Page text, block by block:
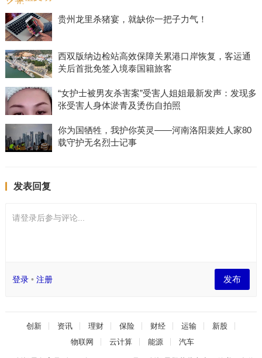
贵州龙里杀猪宴，就缺你一把子力气！
西双版纳边检站高效保障关累港口岸恢复，客运通
关后首批免签入境泰国籍旅客
“女护士被男友杀害案”受害人姐姐最新发声：发现多
张受害人身体淤青及烫伤自拍照
你为国牺牲，我护你英灵——河南洛阳裴姓人家80
载守护无名烈士记事
发表回复
请登录后参与评论...
登录• 注册 发布
创新 资讯 理财 保险 财经 运输
新股
物联网
云计算 能源 汽车